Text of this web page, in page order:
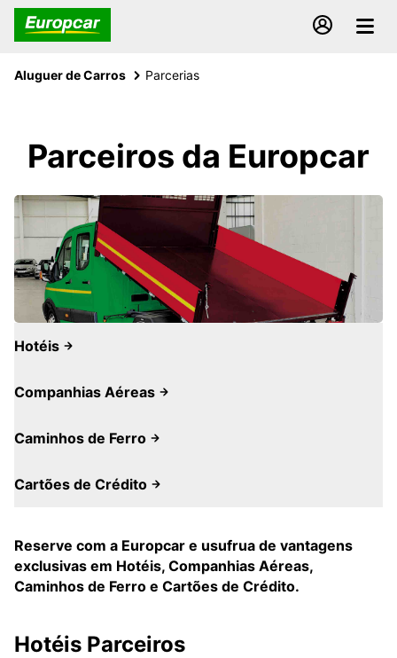
Aluguer de Carros Parcerias
Parceiros da Europcar
Hotéis
Companhias Aéreas
Caminhos de Ferro
Cartões de Crédito
Reserve com a Europcar e usufrua de vantagens
exclusivas em Hotéis, Companhias Aéreas,
Caminhos de Ferro e Cartões de Crédito.
Hotéis Parceiros